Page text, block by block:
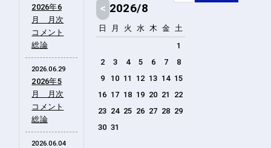
2026年6
月 月次
コメント
総論
2026.06.29
2026年5
月 月次
コメント
総論
2026.06.04
< 2026/8
日 月 火 水 木 金 土
1
2
3 4 5 6 7
8
9
10 11 12 13 14 15
16 17 18 19 20 21
22
23 24 25 26 27 28 29
30 31